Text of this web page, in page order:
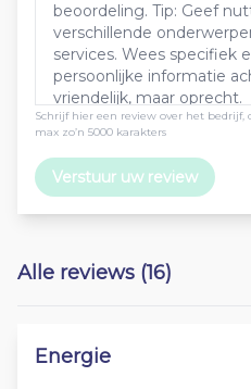
Schrijf hier een review over het
max zo’n 5000 karakters
Verstuur uw review
Alle reviews (16)
Energie